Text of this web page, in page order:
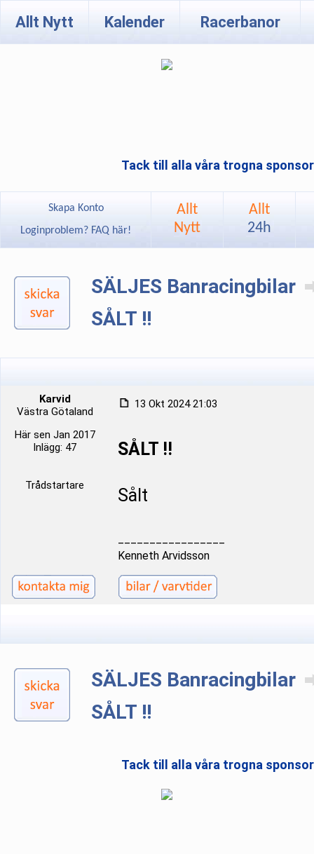
Allt Nytt Kalender Racerbanor
Tack till alla våra trogna
Skapa Konto
Loginproblem? FAQ här!
Allt
Nytt
Allt
24h
SÄLJES Banracingbilar
SÅLT !!
Karvid
Västra Götaland
Här sen Jan 2017
Inlägg: 47
Trådstartare
13 Okt 2024 21:03
SÅLT !!
Sålt
Kenneth Arvidsson
SÄLJES Banracingbilar
SÅLT !!
Tack till alla våra trogna